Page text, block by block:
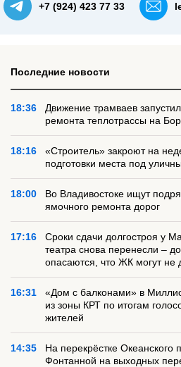
+7 (924) 423 77 33
Последние новости
18:36
Движение трамваев
ремонта теплотрассы на
18:16
«Строитель» закроют на
подготовки места под
18:00
Во Владивостоке ищут
ямочного ремонта дорог
17:16
Сроки сдачи долгостроя у
театра снова перенесли –
опасаются, что ЖК могут не
16:31
«Дом с балконами» в
из зоны КРТ по итогам
жителей
14:35
На перекрёстке Океанского
Фонтанной на выходных